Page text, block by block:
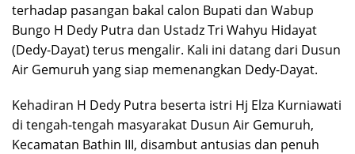
terhadap pasangan bakal calon Bupati dan Wabup
Bungo H Dedy Putra dan Ustadz Tri Wahyu Hidayat
(Dedy-Dayat) terus mengalir. Kali ini datang dari Dusun
Air Gemuruh yang siap memenangkan Dedy-Dayat.
Kehadiran H Dedy Putra beserta istri Hj Elza Kurniawati
di tengah-tengah masyarakat Dusun Air Gemuruh,
Kecamatan Bathin III, disambut antusias dan penuh